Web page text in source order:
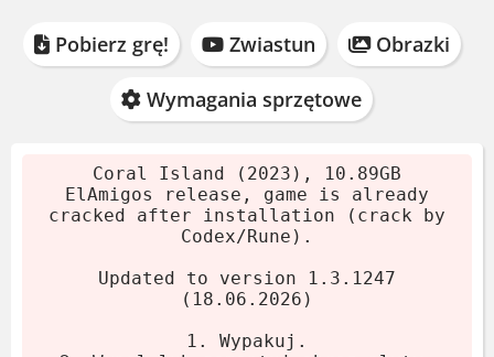
Pobierz grę! Zwiastun Obrazki
Wymagania sprzętowe
Coral Island (2023), 10.89GB
ElAmigos release, game is already
cracked after installation (crack by
Codex/Rune).
Updated to version 1.3.1247
(18.06.2026)
1. Wypakuj.